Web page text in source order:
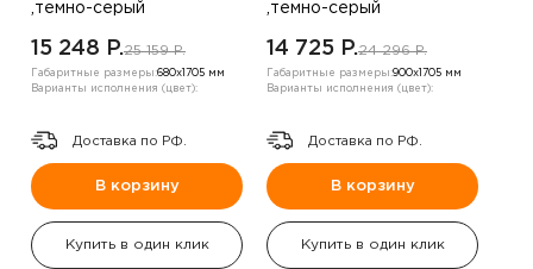
,темно-серый
15 248 P.25 159 P.
Габаритные размеры:680х1705 мм
Варианты исполнения (цвет):
Доставка по РФ.
В корзину
Купить в один клик
,темно-серый
14 725 P.24 296 P.
Габаритные размеры:900х1705 мм
Варианты исполнения (цвет):
Доставка по РФ.
В корзину
Купить в один клик